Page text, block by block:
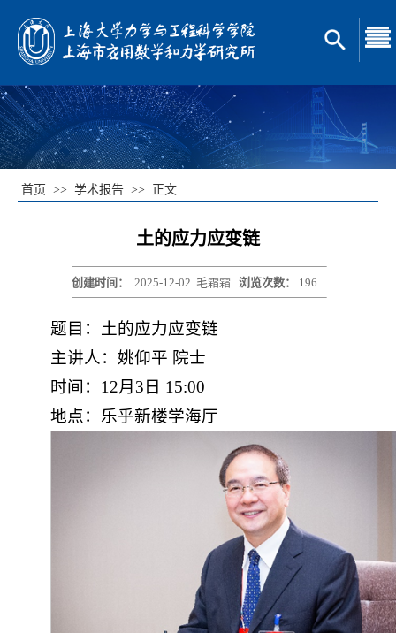
首页 >> 学术报告 >> 正文
土的应力应变链
创建时间： 2025-12-02 毛霜霜 浏览次数： 196
题目：土的应力应变链
主讲人：姚仰平 院士
时间：12月3日 15:00
地点：乐乎新楼学海厅